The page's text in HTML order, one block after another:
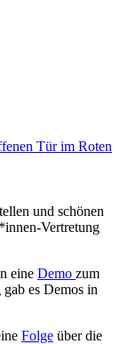
Tür im Roten
und schönen
Vertretung
eine Demo zum
es Demos in
Folge über die